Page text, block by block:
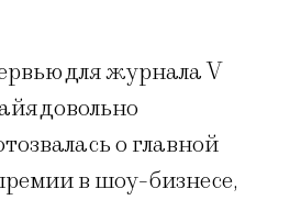
для журнала V
довольно
о главной
в шоу-бизнесе,